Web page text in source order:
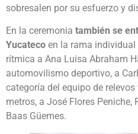
sobresalen por su esfuerzo y
En la ceremonia también se
Yucateco en la rama
rítmica a Ana Luisa Abraham
automovilismo deportivo, a
categoría del equipo de
metros, a José Flores
Baas Güemes.